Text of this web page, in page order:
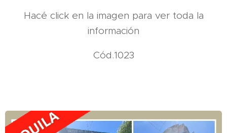
Hacé click en la imagen para ver toda la
información
Cód.1023